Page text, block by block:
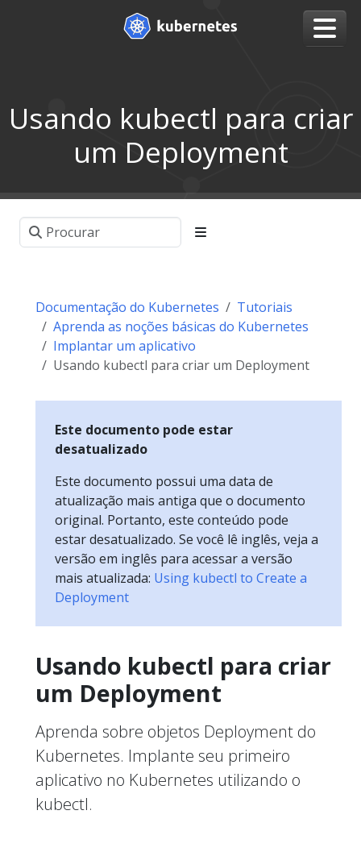
Usando kubectl para criar
um Deployment
Documentação do Kubernetes
Tutoriais
Aprenda as noções básicas do Kubernetes
Implantar um aplicativo
Usando kubectl para criar um Deployment
Este documento pode estar
desatualizado
Este documento possui uma data de
atualização mais antiga que o documento
original. Portanto, este conteúdo pode
estar desatualizado. Se você lê inglês, veja a
versão em inglês para acessar a versão
mais atualizada: Using kubectl to Create a
Deployment
Usando kubectl para criar
um Deployment
Aprenda sobre objetos Deployment do
Kubernetes. Implante seu primeiro
aplicativo no Kubernetes utilizando o
kubectl.